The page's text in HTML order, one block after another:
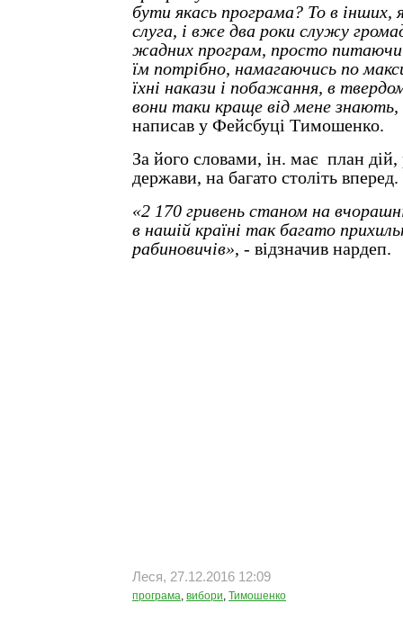
бути якась програма? То в інших,
слуга, і вже два роки служу
жадних програм, просто питаючи
їм потрібно, намагаючись по
їхні накази і побажання, в
вони таки краще від мене
написав у Фейсбуці Тимошенко.
За його словами, ін. має план
держави, на багато століть вперед.
«2 170 гривень станом на
в нашій країні так багато
рабиновичів», - відзначив нардеп.
Леся, 27.12.2016 12:09
програма, вибори, Тимошенко